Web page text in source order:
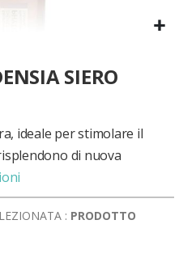
SIERO
ideale per stimolare il
di nuova
: PRODOTTO